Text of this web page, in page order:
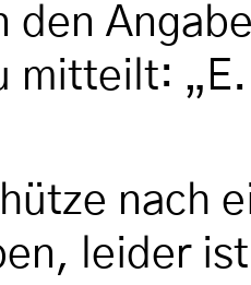
den
mitteilt:
nach
leider